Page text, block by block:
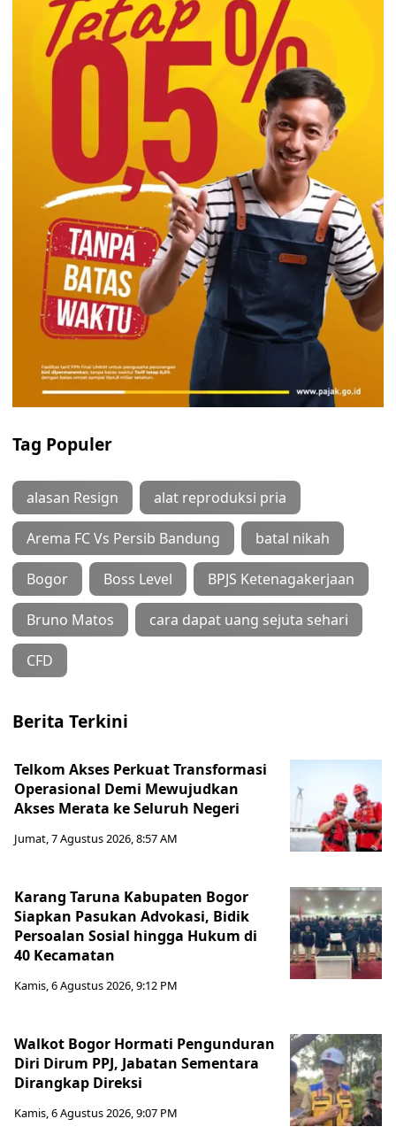
Tag Populer
alasan Resign alat reproduksi pria
Arema FC Vs Persib Bandung batal nikah
Bogor Boss Level BPJS Ketenagakerjaan
Bruno Matos cara dapat uang sejuta sehari
CFD
Berita Terkini
Telkom Akses Perkuat Transformasi
Operasional Demi Mewujudkan
Akses Merata ke Seluruh Negeri
Jumat, 7 Agustus 2026, 8:57 AM
Karang Taruna Kabupaten Bogor
Siapkan Pasukan Advokasi, Bidik
Persoalan Sosial hingga Hukum di
40 Kecamatan
Kamis, 6 Agustus 2026, 9:12 PM
Walkot Bogor Hormati Pengunduran
Diri Dirum PPJ, Jabatan Sementara
Dirangkap Direksi
Kamis, 6 Agustus 2026, 9:07 PM